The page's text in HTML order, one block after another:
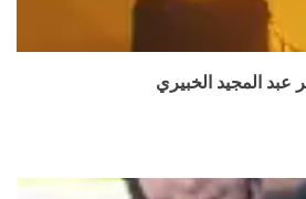
عبد المجيد الخبيري